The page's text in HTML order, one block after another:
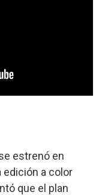
estrenó en
edición a color
que el plan